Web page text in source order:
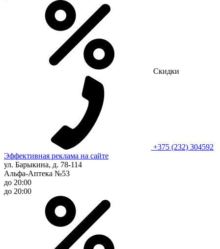
Скидки
+375 (232) 304592
Эффективная реклама на сайте
ул. Барыкина, д. 78-114
Альфа-Аптека №53
до 20:00
до 20:00